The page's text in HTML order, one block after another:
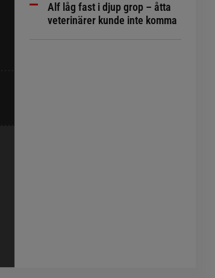
Alf låg fast i djup grop – åtta
veterinärer kunde inte komma